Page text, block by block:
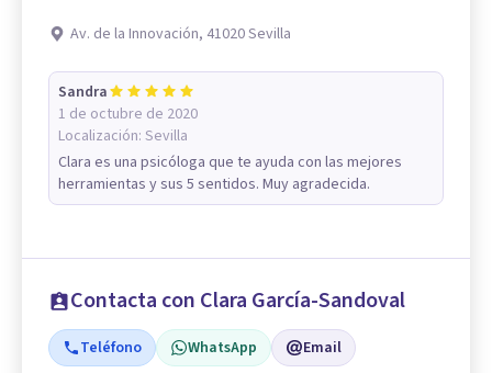
Av. de la Innovación, 41020 Sevilla
Sandra
1 de octubre de 2020
Localización: Sevilla
Clara es una psicóloga que te ayuda con las mejores
herramientas y sus 5 sentidos. Muy agradecida.
Contacta con Clara García-Sandoval
Teléfono WhatsApp Email